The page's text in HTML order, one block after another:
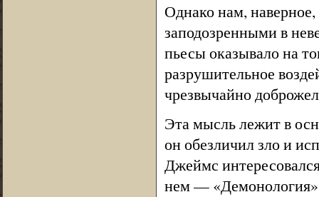
Однако нам,
заподозренными в
пьесы оказывало на
разрушительное
чрезвычайно
Эта мысль лежит в
он обезличил зло и
Джеймс
нем —